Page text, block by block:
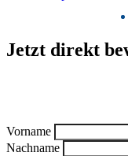
Jetzt direkt
Vorname
Nachname